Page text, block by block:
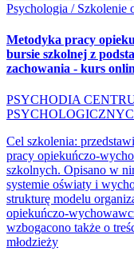
Psychologia / Szkolenie
Metodyka pracy
bursie szkolnej z
zachowania - kurs
PSYCHODIA
Cel szkolenia:
pracy opiekuńczo-
szkolnych. Opisano w
systemie oświaty i
strukturę modelu
opiekuńczo-
wzbogacono także o
młodzieży